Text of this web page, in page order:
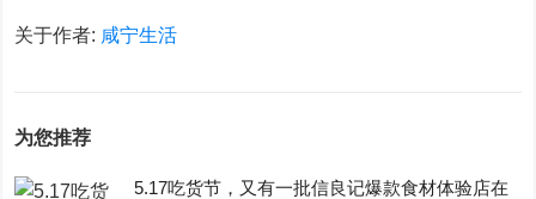
关于作者: 咸宁生活
为您推荐
5.17吃货节，又有一批信良记爆款食材体验店在